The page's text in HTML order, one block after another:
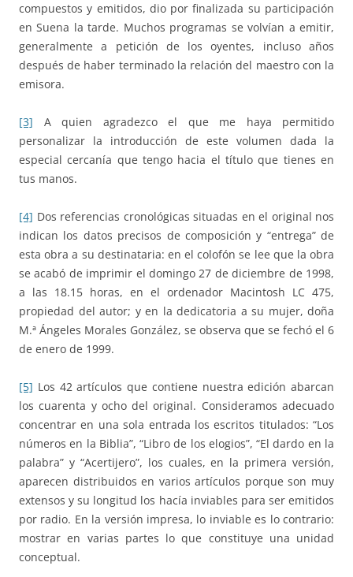
compuestos y emitidos, dio por finalizada su participación
en Suena la tarde. Muchos programas se volvían a emitir,
generalmente a petición de los oyentes, incluso años
después de haber terminado la relación del maestro con la
emisora.
[3] A quien agradezco el que me haya permitido
personalizar la introducción de este volumen dada la
especial cercanía que tengo hacia el título que tienes en
tus manos.
[4] Dos referencias cronológicas situadas en el original nos
indican los datos precisos de composición y “entrega” de
esta obra a su destinataria: en el colofón se lee que la obra
se acabó de imprimir el domingo 27 de diciembre de 1998,
a las 18.15 horas, en el ordenador Macintosh LC 475,
propiedad del autor; y en la dedicatoria a su mujer, doña
M.ª Ángeles Morales González, se observa que se fechó el 6
de enero de 1999.
[5] Los 42 artículos que contiene nuestra edición abarcan
los cuarenta y ocho del original. Consideramos adecuado
concentrar en una sola entrada los escritos titulados: “Los
números en la Biblia”, “Libro de los elogios”, “El dardo en la
palabra” y “Acertijero”, los cuales, en la primera versión,
aparecen distribuidos en varios artículos porque son muy
extensos y su longitud los hacía inviables para ser emitidos
por radio. En la versión impresa, lo inviable es lo contrario:
mostrar en varias partes lo que constituye una unidad
conceptual.